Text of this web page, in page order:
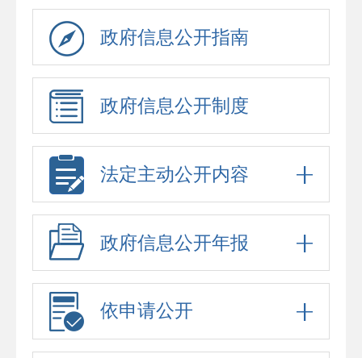
政府信息公开指南
政府信息公开制度
法定主动公开内容
政府信息公开年报
依申请公开